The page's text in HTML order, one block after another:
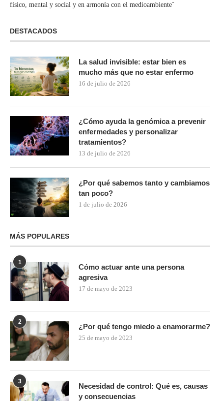
físico, mental y social y en armonía con el medioambiente¨
DESTACADOS
La salud invisible: estar bien es
mucho más que no estar enfermo
16 de julio de 2026
¿Cómo ayuda la genómica a prevenir
enfermedades y personalizar
tratamientos?
13 de julio de 2026
¿Por qué sabemos tanto y cambiamos
tan poco?
1 de julio de 2026
MÁS POPULARES
1
Cómo actuar ante una persona
agresiva
17 de mayo de 2023
2
¿Por qué tengo miedo a enamorarme?
25 de mayo de 2023
3
Necesidad de control: Qué es, causas
y consecuencias